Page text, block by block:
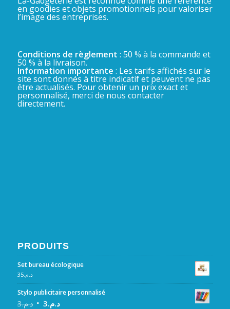
en goodies et objets promotionnels pour valoriser
l’image des entreprises.
Conditions de règlement : 50 % à la commande et
50 % à la livraison.
Information importante : Les tarifs affichés sur le
site sont donnés à titre indicatif et peuvent ne pas
être actualisés. Pour obtenir un prix exact et
personnalisé, merci de nous contacter
directement.
PRODUITS
Set bureau écologique
د.م.35
Stylo publicitaire personnalisé
د.م.3 د.م.3